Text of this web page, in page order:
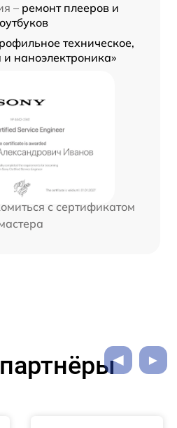
– ремонт плееров и
техническое,
и наноэлектроника»
с сертификатом